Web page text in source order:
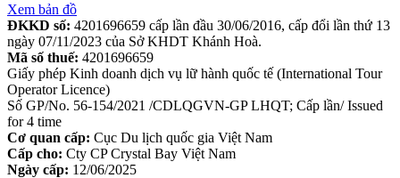
Xem bản đồ
ĐKKD số: 4201696659 cấp lần đầu 30/06/2016, cấp đổi lần thứ 13
ngày 07/11/2023 của Sở KHDT Khánh Hoà.
Mã số thuế: 4201696659
Giấy phép Kinh doanh dịch vụ lữ hành quốc tế (International Tour
Operator Licence)
Số GP/No. 56-154/2021 /CDLQGVN-GP LHQT; Cấp lần/ Issued
for 4 time
Cơ quan cấp: Cục Du lịch quốc gia Việt Nam
Cấp cho: Cty CP Crystal Bay Việt Nam
Ngày cấp: 12/06/2025